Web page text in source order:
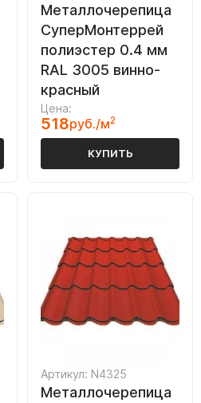
Металлочерепица
СуперМонтеррей
полиэстер 0.4 мм
RAL 3005 винно-
красный
Цена:
518руб./м2
КУПИТЬ
Артикул: N4325
Металлочерепица